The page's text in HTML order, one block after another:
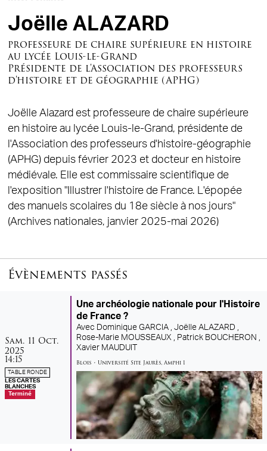
Joëlle ALAZARD
professeure de chaire supérieure en histoire
au lycée Louis-le-Grand
Présidente de l'Association des professeurs
d'histoire et de géographie (APHG)
Joëlle Alazard est professeure de chaire supérieure
en histoire au lycée Louis-le-Grand, présidente de
l'Association des professeurs d'histoire-géographie
(APHG) depuis février 2023 et docteur en histoire
médiévale. Elle est commissaire scientifique de
l'exposition "Illustrer l'histoire de France. L'épopée
des manuels scolaires du 18e siècle à nos jours"
(Archives nationales, janvier 2025-mai 2026)
Évènements passés
samedi
Sam. 11 octobre
Oct.
2025
14:15
TABLE RONDE
LES CARTES
BLANCHES
Terminé
Une archéologie nationale pour l'Histoire
de France ?
Avec Dominique GARCIA , Joëlle ALAZARD ,
Rose-Marie MOUSSEAUX , Patrick BOUCHERON ,
Xavier MAUDUIT
Blois • Université Site Jaurès, Amphi 1